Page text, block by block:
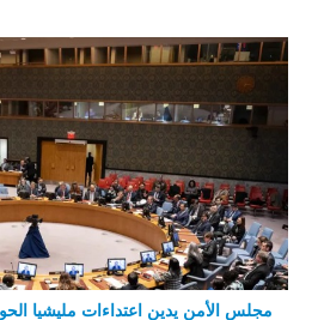
مجلس الأمن يدين اعتداءات مليشيا